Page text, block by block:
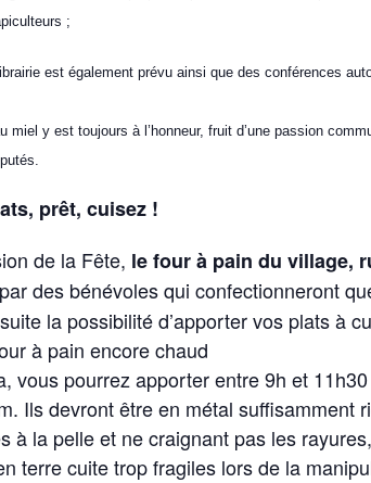
;
est également prévu ainsi que des conférences
miel y est toujours à l’honneur, fruit d’une passion
prêt, cuisez !
de la Fête, le four à pain du village,
par des bénévoles qui confectionneront
la possibilité d’apporter vos plats à
à pain encore chaud
vous pourrez apporter entre 9h et
Ils devront être en métal suffisamment
à la pelle et ne craignant pas les
terre cuite trop fragiles lors de la